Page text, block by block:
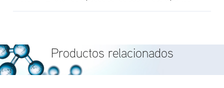
Productos relacionados